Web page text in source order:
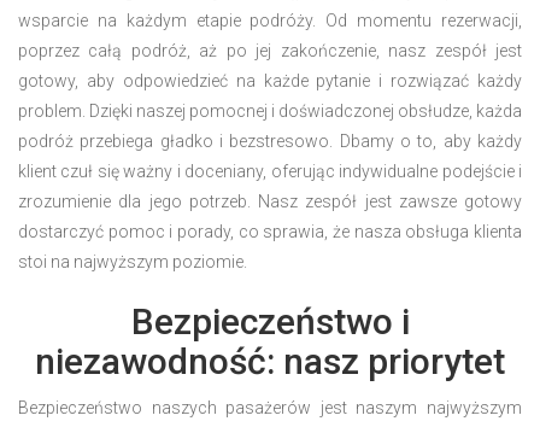
wsparcie na każdym etapie podróży. Od momentu rezerwacji,
poprzez całą podróż, aż po jej zakończenie, nasz zespół jest
gotowy, aby odpowiedzieć na każde pytanie i rozwiązać każdy
problem. Dzięki naszej pomocnej i doświadczonej obsłudze, każda
podróż przebiega gładko i bezstresowo. Dbamy o to, aby każdy
klient czuł się ważny i doceniany, oferując indywidualne podejście i
zrozumienie dla jego potrzeb. Nasz zespół jest zawsze gotowy
dostarczyć pomoc i porady, co sprawia, że nasza obsługa klienta
stoi na najwyższym poziomie.
Bezpieczeństwo i
niezawodność: nasz priorytet
Bezpieczeństwo naszych pasażerów jest naszym najwyższym